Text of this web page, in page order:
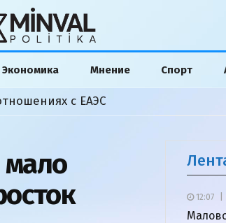
Экономика Мнение Спорт
с ЕАЭС
12:07